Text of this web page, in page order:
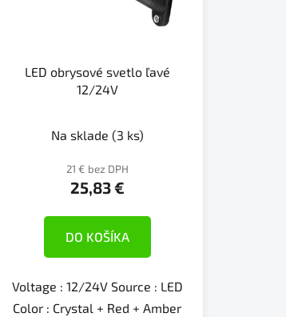
LED obrysové svetlo ľavé
12/24V
Na sklade (3 ks)
21 € bez DPH
25,83 €
DO KOŠÍKA
Voltage : 12/24V Source : LED
Color : Crystal + Red + Amber